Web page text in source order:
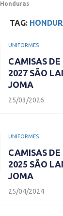
Honduras
TAG:
UNIFORMES
CAMISAS
2027 SÃO
JOMA
25/03/2026
UNIFORMES
CAMISAS
2025 SÃO
JOMA
25/04/2024